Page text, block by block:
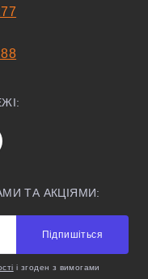
ТА АКЦІЯМИ:
Підпишіться
і згоден з вимогами